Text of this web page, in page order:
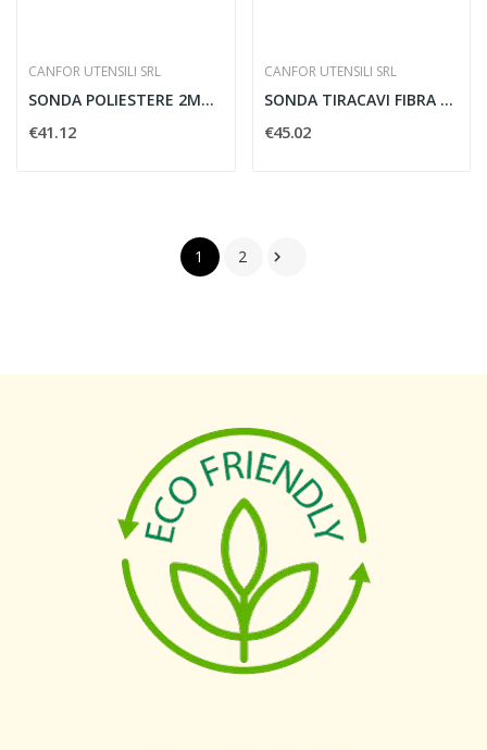
CANFOR UTENSILI SRL
SONDA POLIESTERE 2MM 10M TESTE INTERCAMBIABILI...
€41.12
CANFOR UTENSILI SRL
SONDA TIRACAVI FIBRA DI VETRO D.3 M 10 - CANFOR...
€45.02
1 2 